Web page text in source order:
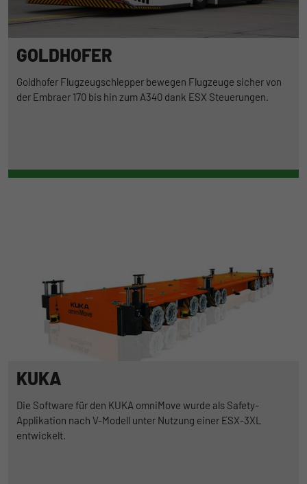
GOLDHOFER
Goldhofer Flugzeugschlepper bewegen Flugzeuge sicher von
der Embraer 170 bis hin zum A340 dank ESX Steuerungen.
KUKA
Die Software für den KUKA omniMove wurde als Safety-
Applikation nach V-Modell unter Nutzung einer ESX-3XL
entwickelt.